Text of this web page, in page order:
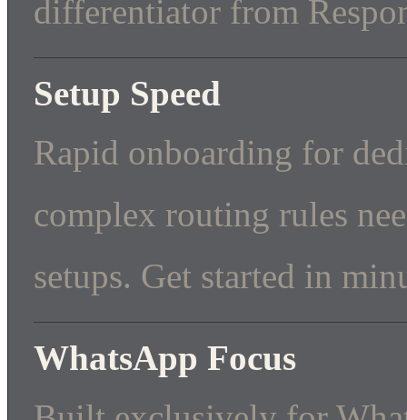
differentiator from
Setup Speed
Rapid onboarding for
complex routing rules
setups. Get started in
WhatsApp Focus